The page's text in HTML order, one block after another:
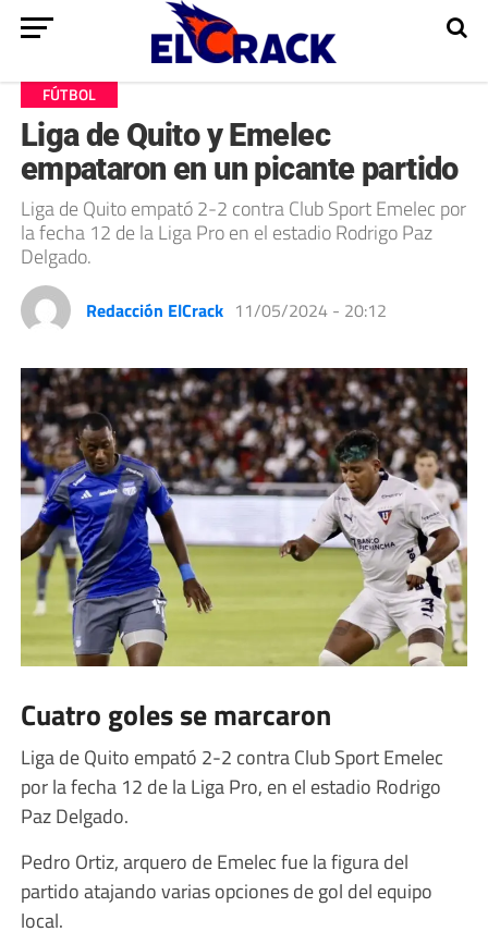
FÚTBOL
Liga de Quito y Emelec
empataron en un picante partido
Liga de Quito empató 2-2 contra Club Sport Emelec por
la fecha 12 de la Liga Pro en el estadio Rodrigo Paz
Delgado.
Redacción ElCrack 11/05/2024 - 20:12
Cuatro goles se marcaron
Liga de Quito empató 2-2 contra Club Sport Emelec
por la fecha 12 de la Liga Pro, en el estadio Rodrigo
Paz Delgado.
Pedro Ortiz, arquero de Emelec fue la figura del
partido atajando varias opciones de gol del equipo
local.